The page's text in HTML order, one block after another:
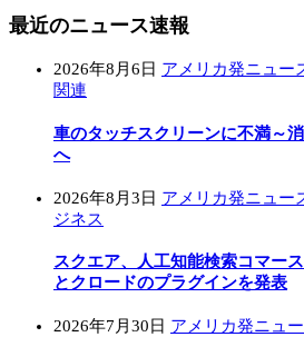
最近のニュース速報
2026年8月6日 アメリカ発ニュー
関連
車のタッチスクリーンに不満～
へ
2026年8月3日 アメリカ発ニュー
ジネス
スクエア、人工知能検索コマー
とクロードのプラグインを発表
2026年7月30日 アメリカ発ニュ